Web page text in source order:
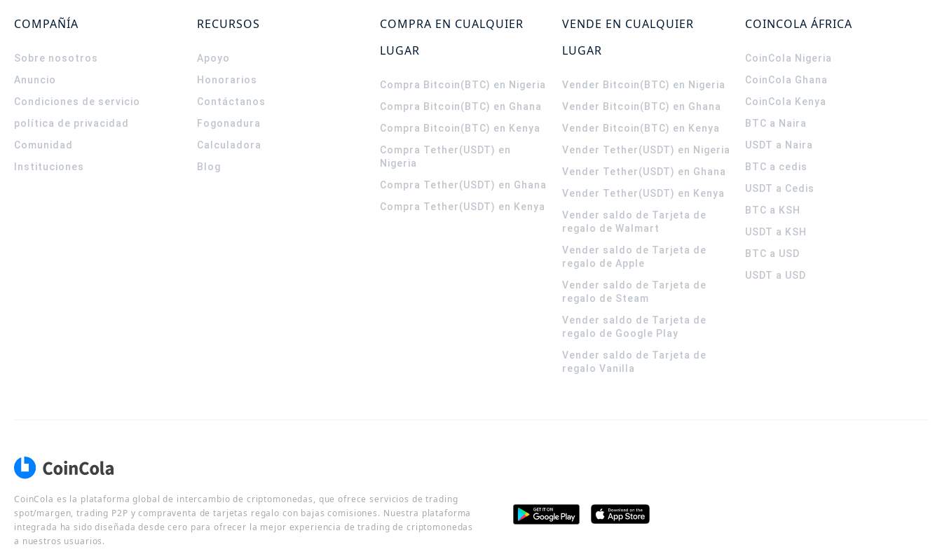
COMPAÑÍA
Sobre nosotros
Anuncio
Condiciones de servicio
política de privacidad
Comunidad
Instituciones
RECURSOS
Apoyo
Honorarios
Contáctanos
Fogonadura
Calculadora
Blog
COMPRA EN CUALQUIER
LUGAR
Compra Bitcoin(BTC) en Nigeria
Compra Bitcoin(BTC) en Ghana
Compra Bitcoin(BTC) en Kenya
Compra Tether(USDT) en
Nigeria
Compra Tether(USDT) en Ghana
Compra Tether(USDT) en Kenya
VENDE EN CUALQUIER
LUGAR
Vender Bitcoin(BTC) en Nigeria
Vender Bitcoin(BTC) en Ghana
Vender Bitcoin(BTC) en Kenya
Vender Tether(USDT) en Nigeria
Vender Tether(USDT) en Ghana
Vender Tether(USDT) en Kenya
Vender saldo de Tarjeta de
regalo de Walmart
Vender saldo de Tarjeta de
regalo de Apple
Vender saldo de Tarjeta de
regalo de Steam
Vender saldo de Tarjeta de
regalo de Google Play
Vender saldo de Tarjeta de
regalo Vanilla
COINCOLA ÁFRICA
CoinCola Nigeria
CoinCola Ghana
CoinCola Kenya
BTC a Naira
USDT a Naira
BTC a cedis
USDT a Cedis
BTC a KSH
USDT a KSH
BTC a USD
USDT a USD
CoinCola es la plataforma global de intercambio de criptomonedas, que ofrece servicios de trading
spot/margen, trading P2P y compraventa de tarjetas regalo con bajas comisiones. Nuestra plataforma
integrada ha sido diseñada desde cero para ofrecer la mejor experiencia de trading de criptomonedas
a nuestros usuarios.